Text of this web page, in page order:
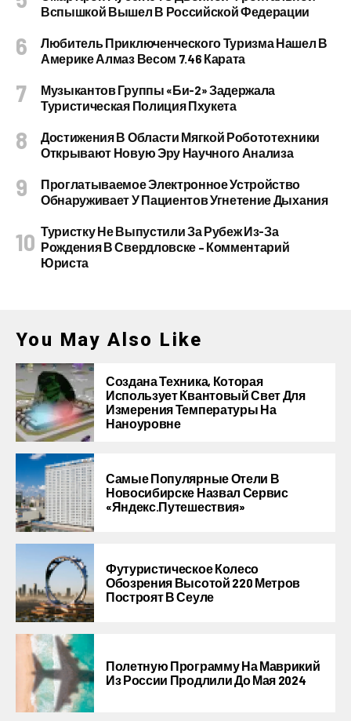
Вспышкой Вышел В Российской Федерации
Любитель Приключенческого Туризма Нашел В
Америке Алмаз Весом 7.46 Карата
Музыкантов Группы «Би-2» Задержала
Туристическая Полиция Пхукета
Достижения В Области Мягкой Робототехники
Открывают Новую Эру Научного Анализа
Проглатываемое Электронное Устройство
Обнаруживает У Пациентов Угнетение Дыхания
Туристку Не Выпустили За Рубеж Из-За
Рождения В Свердловске – Комментарий
Юриста
You May Also Like
Создана Техника, Которая
Использует Квантовый Свет Для
Измерения Температуры На
Наноуровне
Самые Популярные Отели В
Новосибирске Назвал Сервис
«Яндекс.Путешествия»
Футуристическое Колесо
Обозрения Высотой 220 Метров
Построят В Сеуле
Полетную Программу На Маврикий
Из России Продлили До Мая 2024